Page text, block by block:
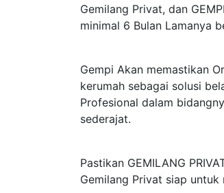
Gemilang Privat, dan
minimal 6 Bulan Lamanya
Gempi Akan memastikan
kerumah sebagai solusi
Profesional dalam
sederajat.
Pastikan GEMILANG
Gemilang Privat siap untuk